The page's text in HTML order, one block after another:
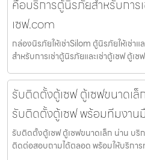
คือบริการตู้นิรภัยสำหรับการ
เซฟ.com
กล่องนิรภัยให้เช่าSilom ตู้นิรภัยให้เช่าแ
สำหรับการเช่าตู้นิรภัยและเช่าตู้เซฟ ตู้เซ
รับติดตั้งตู้เซฟ ตู้เซฟขนาดเ
รับติดตั้งตู้เซฟ พร้อมทีมงาน
รับติดตั้งตู้เซฟ ตู้เซฟขนาดเล็ก น่าน บริ
ติดต่อสอบถามได้ตลอด พร้อมให้บริกา